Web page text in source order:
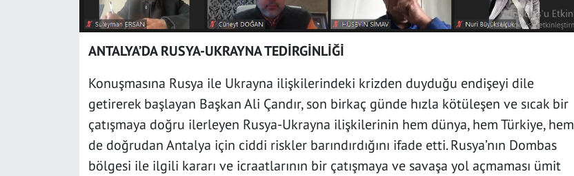
ANTALYA’DA RUSYA-UKRAYNA TEDİRGİNLİĞİ
Konuşmasına Rusya ile Ukrayna ilişkilerindeki krizden duyduğu endişeyi dile
getirerek başlayan Başkan Ali Çandır, son birkaç günde hızla kötüleşen ve sıcak bir
çatışmaya doğru ilerleyen Rusya-Ukrayna ilişkilerinin hem dünya, hem Türkiye, hem
de doğrudan Antalya için ciddi riskler barındırdığını ifade etti. Rusya’nın Dombas
bölgesi ile ilgili kararı ve icraatlarının bir çatışmaya ve savaşa yol açmaması ümit